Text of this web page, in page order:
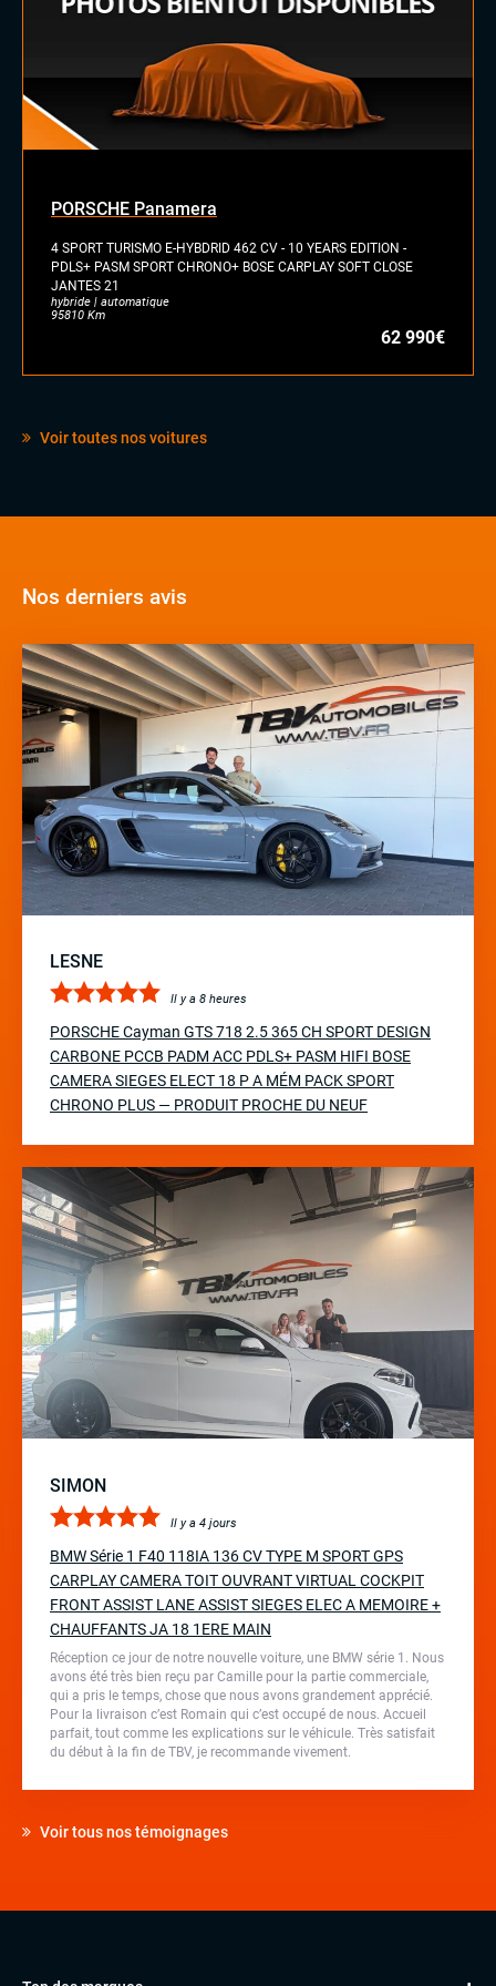
Auto-hold
Chargeur induction
PORSCHE Panamera
4 SPORT TURISMO E-HYBDRID 462 CV - 10 YEARS EDITION -
PDLS+ PASM SPORT CHRONO+ BOSE CARPLAY SOFT CLOSE
JANTES 21
hybride | automatique
95810 Km
62 990€
Voir toutes nos voitures
Nos derniers avis
LESNE
Il y a 8 heures
PORSCHE Cayman GTS 718 2.5 365 CH SPORT DESIGN
CARBONE PCCB PADM ACC PDLS+ PASM HIFI BOSE
CAMERA SIEGES ELECT 18 P A MÉM PACK SPORT
CHRONO PLUS — PRODUIT PROCHE DU NEUF
SIMON
Il y a 4 jours
BMW Série 1 F40 118IA 136 CV TYPE M SPORT GPS
CARPLAY CAMERA TOIT OUVRANT VIRTUAL COCKPIT
FRONT ASSIST LANE ASSIST SIEGES ELEC A MEMOIRE +
CHAUFFANTS JA 18 1ERE MAIN
Réception ce jour de notre nouvelle voiture, une BMW série 1. Nous
avons été très bien reçu par Camille pour la partie commerciale,
qui a pris le temps, chose que nous avons grandement apprécié.
Pour la livraison c’est Romain qui c’est occupé de nous. Accueil
parfait, tout comme les explications sur le véhicule. Très satisfait
du début à la fin de TBV, je recommande vivement.
Voir tous nos témoignages